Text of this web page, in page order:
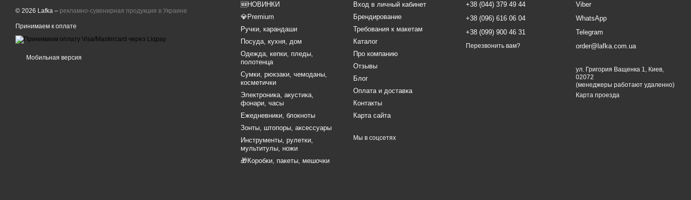
© 2026 Lafka – рекламно-сувенирная продукция в Украине
Принимаем к оплате
Мобильная версия
🆕НОВИНКИ
💎Premium
Ручки, карандаши
Посуда, кухня, дом
Одежда, кепки, пледы,
полотенца
Сумки, рюкзаки, чемоданы,
косметички
Электроника, акустика,
фонари, часы
Ежедневники, блокноты
Зонты, штопоры, аксессуары
Инструменты, рулетки,
мультитулы, ножи
🎁Коробки, пакеты, мешочки
Вход в личный кабинет
Брендирование
Требования к макетам
Каталог
Про компанию
Отзывы
Блог
Оплата и доставка
Контакты
Карта сайта
Мы в соцсетях
+38 (044) 379 49 44
+38 (096) 616 06 04
+38 (099) 900 46 31
Перезвонить вам?
Viber
WhatsApp
Telegram
order@lafka.com.ua
ул. Григория Ващенка 1, Киев,
02072
(менеджеры работают удаленно)
Карта проезда